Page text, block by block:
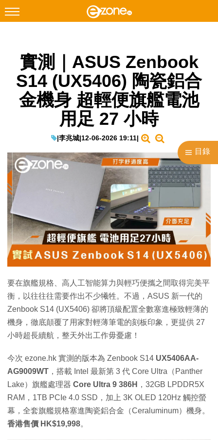
Facebook Instagram
科技焦點
網絡生活
EduTech
IT Times
生成式AI與雲端應用
Enterprise Digital Transformation
特集
目錄
實測｜ASUS Zenbook
S14 (UX5406) 陶瓷鋁合
金機身 超輕便旗艦電池
用足 27 小時
|李兆城|12-06-2026 19:11|
要在旗艦規格、高人工智能算力與輕巧便攜之間取得完美平
衡，以往往往需要作出不少犧牲。不過，ASUS 新一代的
Zenbook S14 (UX5406) 卻將頂級配置全數塞進極致輕薄的
機身，徹底顛覆了用家對輕薄筆電的刻板印象，更提供 27
小時超長續航，整天外出工作毋憂慮！
今次 ezone.hk 實測的版本為 Zenbook S14 UX5406AA-
AG9009WT ，搭載 Intel 最新第 3 代 Core Ultra（Panther
Lake）旗艦處理器 Core Ultra 9 386H ，32GB LPDDR5X
RAM，1TB PCIe 4.0 SSD，加上 3K OLED 120Hz 觸控螢
幕，全套旗艦規格塞進陶瓷鋁合金（Ceraluminum）機身。
香港售價 HK$19,998。